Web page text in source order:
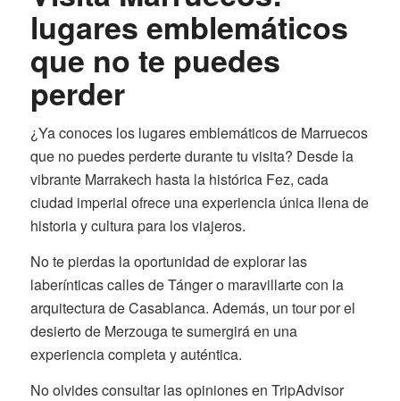
lugares emblemáticos
que no te puedes
perder
¿Ya conoces los lugares emblemáticos de Marruecos
que no puedes perderte durante tu visita? Desde la
vibrante Marrakech hasta la histórica Fez, cada
ciudad imperial ofrece una experiencia única llena de
historia y cultura para los viajeros.
No te pierdas la oportunidad de explorar las
laberínticas calles de Tánger o maravillarte con la
arquitectura de Casablanca. Además, un tour por el
desierto de Merzouga te sumergirá en una
experiencia completa y auténtica.
No olvides consultar las opiniones en TripAdvisor